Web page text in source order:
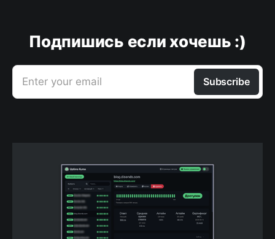
Подпишись если хочешь :)
Enter your email Subscribe